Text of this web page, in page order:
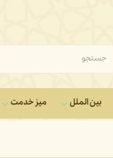
بین الملل میز خدمت